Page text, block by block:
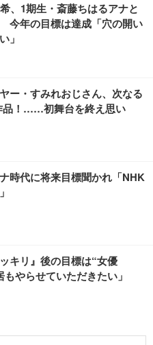
、1期生・斎藤ちはるアナと
今年の目標は達成「穴の開い
」
ー・すみれおじさん、次なる
品！……初舞台を終え思い
時代に将来目標聞かれ「NHK
キリ』後の目標は“女優
やらせていただきたい」